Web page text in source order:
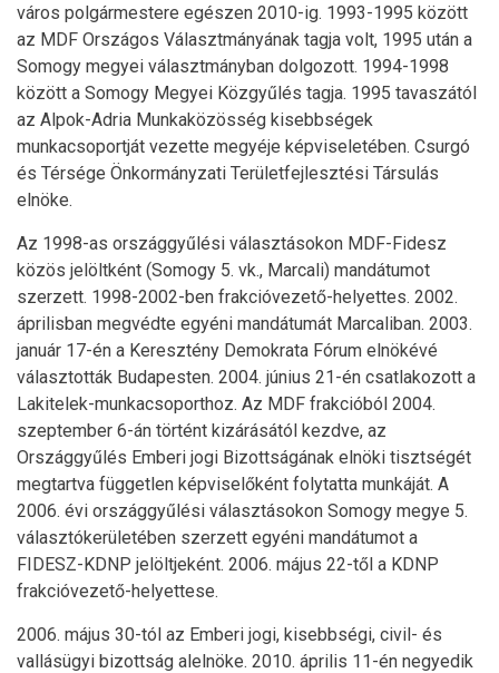
város polgármestere egészen 2010-ig. 1993-1995 között
az MDF Országos Választmányának tagja volt, 1995 után a
Somogy megyei választmányban dolgozott. 1994-1998
között a Somogy Megyei Közgyűlés tagja. 1995 tavaszától
az Alpok-Adria Munkaközösség kisebbségek
munkacsoportját vezette megyéje képviseletében. Csurgó
és Térsége Önkormányzati Területfejlesztési Társulás
elnöke.
Az 1998-as országgyűlési választásokon MDF-Fidesz
közös jelöltként (Somogy 5. vk., Marcali) mandátumot
szerzett. 1998-2002-ben frakcióvezető-helyettes. 2002.
áprilisban megvédte egyéni mandátumát Marcaliban. 2003.
január 17-én a Keresztény Demokrata Fórum elnökévé
választották Budapesten. 2004. június 21-én csatlakozott a
Lakitelek-munkacsoporthoz. Az MDF frakcióból 2004.
szeptember 6-án történt kizárásától kezdve, az
Országgyűlés Emberi jogi Bizottságának elnöki tisztségét
megtartva független képviselőként folytatta munkáját. A
2006. évi országgyűlési választásokon Somogy megye 5.
választókerületében szerzett egyéni mandátumot a
FIDESZ-KDNP jelöltjeként. 2006. május 22-től a KDNP
frakcióvezető-helyettese.
2006. május 30-tól az Emberi jogi, kisebbségi, civil- és
vallásügyi bizottság alelnöke. 2010. április 11-én negyedik